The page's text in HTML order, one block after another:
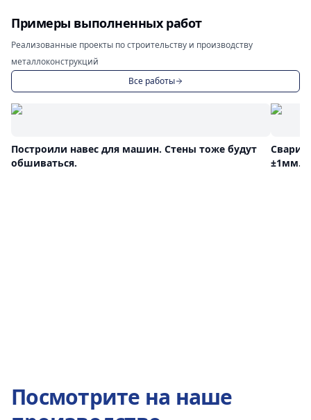
Примеры выполненных работ
Реализованные проекты по строительству и производству
металлоконструкций
Все работы
Построили навес для машин. Стены тоже будут
обшиваться.
±1мм.
Посмотрите на наше